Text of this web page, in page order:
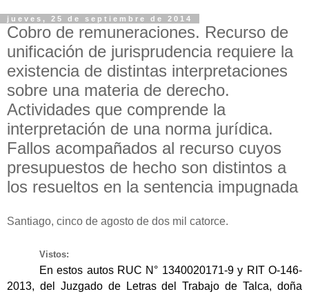
jueves, 25 de septiembre de 2014
Cobro de remuneraciones. Recurso de
unificación de jurisprudencia requiere la
existencia de distintas interpretaciones
sobre una materia de derecho.
Actividades que comprende la
interpretación de una norma jurídica.
Fallos acompañados al recurso cuyos
presupuestos de hecho son distintos a
los resueltos en la sentencia impugnada
Santiago, cinco de agosto de dos mil catorce.
Vistos:
En estos autos RUC N° 1340020171-9 y RIT O-146-
2013, del Juzgado de Letras del Trabajo de Talca, doña